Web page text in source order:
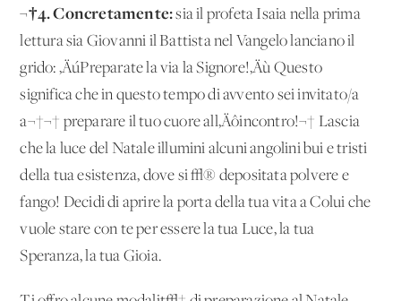
¬†4. Concretamente:sia il profeta Isaia nella prima
lettura sia Giovanni il Battista nel Vangelo lanciano il
grido: ‚ÄúPreparate la via la Signore!‚Äù Questo
significa che in questo tempo di avvento sei invitato/a
a¬†¬† preparare il tuo cuore all‚Äôincontro!¬† Lascia
che la luce del Natale illumini alcuni angolini bui e tristi
della tua esistenza, dove si √® depositata polvere e
fango! Decidi di aprire la porta della tua vita a Colui che
vuole stare con te per essere la tua Luce, la tua
Speranza, la tua Gioia.